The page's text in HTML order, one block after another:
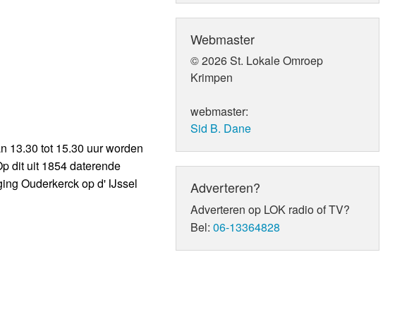
13.30 tot 15.30 uur worden
dit uit 1854 daterende
Ouderkerck op d' IJssel
Webmaster
© 2026 St. Lokale Omroep
Krimpen
webmaster:
Sid B. Dane
Adverteren?
Adverteren op LOK radio of TV?
Bel:06-13364828